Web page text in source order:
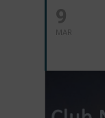
9
MAR